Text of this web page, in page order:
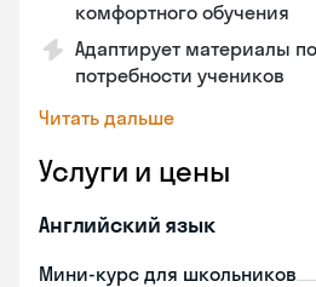
комфортного обучения
Адаптирует материалы
потребности учеников
Читать дальше
Услуги и цены
Английский язык
Мини-курс для школьников